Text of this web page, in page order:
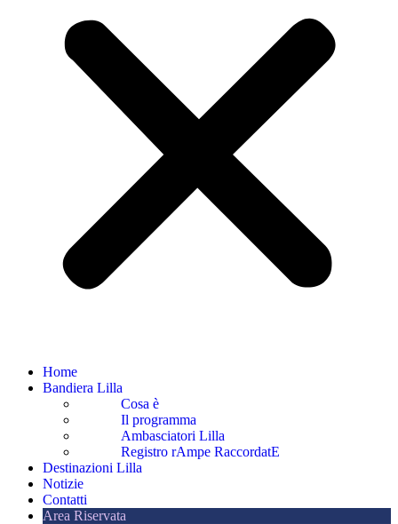
Home
Bandiera Lilla
Cosa è
Il programma
Ambasciatori Lilla
Registro rAmpe RaccordatE
Destinazioni Lilla
Notizie
Contatti
Area Riservata